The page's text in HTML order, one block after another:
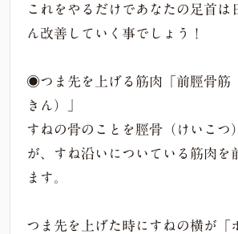
これをやるだけであなたの足首は
ん改善していく事でしょう！
◉つま先を上げる筋肉「前脛骨筋
きん）」
すねの骨のことを脛骨（けいこつ
が、すね沿いについている筋肉を
ます。
つま先を上げた時にすねの横が「